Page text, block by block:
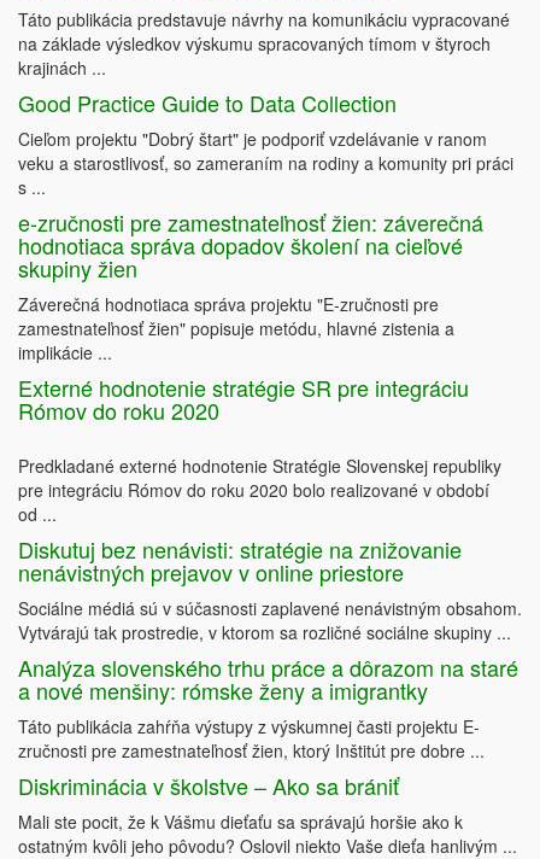
Táto publikácia predstavuje návrhy na komunikáciu vypracované
na základe výsledkov výskumu spracovaných tímom v štyroch
krajinách ...
Good Practice Guide to Data Collection
Cieľom projektu "Dobrý štart" je podporiť vzdelávanie v ranom
veku a starostlivosť, so zameraním na rodiny a komunity pri práci
s ...
e-zručnosti pre zamestnateľnosť žien: záverečná
hodnotiaca správa dopadov školení na cieľové
skupiny žien
Záverečná hodnotiaca správa projektu "E-zručnosti pre
zamestnateľnosť žien" popisuje metódu, hlavné zistenia a
implikácie ...
Externé hodnotenie stratégie SR pre integráciu
Rómov do roku 2020
Predkladané externé hodnotenie Stratégie Slovenskej republiky
pre integráciu Rómov do roku 2020 bolo realizované v období
od ...
Diskutuj bez nenávisti: stratégie na znižovanie
nenávistných prejavov v online priestore
Sociálne médiá sú v súčasnosti zaplavené nenávistným obsahom.
Vytvárajú tak prostredie, v ktorom sa rozličné sociálne skupiny ...
Analýza slovenského trhu práce a dôrazom na staré
a nové menšiny: rómske ženy a imigrantky
Táto publikácia zahŕňa výstupy z výskumnej časti projektu E-
zručnosti pre zamestnateľnosť žien, ktorý Inštitút pre dobre ...
Diskriminácia v školstve – Ako sa brániť
Mali ste pocit, že k Vášmu dieťaťu sa správajú horšie ako k
ostatným kvôli jeho pôvodu? Oslovil niekto Vaše dieťa hanlivým ...